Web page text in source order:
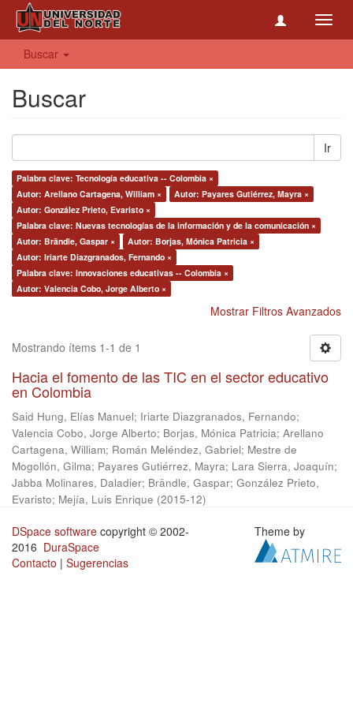
Buscar
Buscar
Ir
Palabra clave: Tecnología educativa -- Colombia ×
Autor: Arellano Cartagena, William ×
Autor: Payares Gutiérrez, Mayra ×
Autor: González Prieto, Evaristo ×
Palabra clave: Nuevas tecnologías de la información y de la comunicación ×
Autor: Brändle, Gaspar ×
Autor: Borjas, Mónica Patricia ×
Autor: Iriarte Diazgranados, Fernando ×
Palabra clave: Innovaciones educativas -- Colombia ×
Autor: Valencia Cobo, Jorge Alberto ×
Mostrar Filtros Avanzados
Mostrando ítems 1-1 de 1
Hacia el fomento de las TIC en el sector educativo
en Colombia
Said Hung, Elías Manuel; Iriarte Diazgranados, Fernando;
Valencia Cobo, Jorge Alberto; Borjas, Mónica Patricia; Arellano
Cartagena, William; Román Meléndez, Gabriel; Mestre de
Mogollón, Gilma; Payares Gutiérrez, Mayra; Lara Sierra, Joaquín;
Jabba Molinares, Daladier; Brändle, Gaspar; González Prieto,
Evaristo; Mejía, Luis Enrique (2015-12)
DSpace software copyright © 2002-
2016 DuraSpace
Contacto | Sugerencias
Theme by